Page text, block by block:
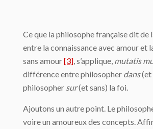
Ce que la philosophe française dit de
entre la connaissance avec amour et
sans amour[3], s’applique, mutatis
différence entre philosopher dans(et
philosopher sur(et sans) la foi.
Ajoutons un autre point. Le
voire un amoureux des concepts.